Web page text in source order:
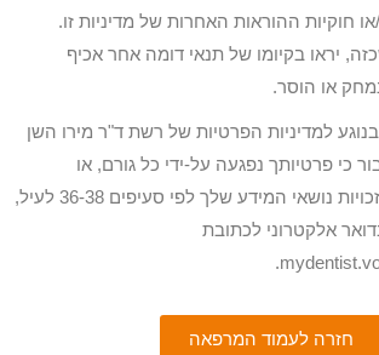
חוקיות ההוראות האחרות של מדיניות זו.
יראו בקיומו של תנאי דומה אחר אכיף
או הוסר.
למדיניות הפרטיות של רשת ד"ר מירו השן
כי פרטיותך נפגעה על-ידי כל גורם, או
שברצונך לממש את זכויות נושאי המידע שלך לפי סעיפים 36-38 לעיל,
אלקטרוני לכתובת
חזרה לעמוד המרפאה